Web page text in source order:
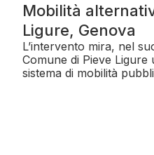
Mobilità
Ligure, Genova
L’intervento mira, nel
Comune di Pieve
sistema di mobilità